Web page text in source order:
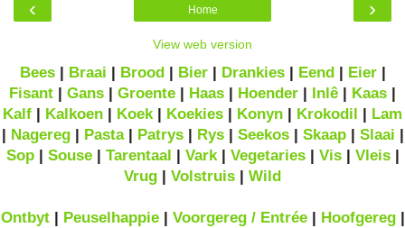
‹ ›
Home
View web version
Bees| Braai | Brood| Bier| Drankies| Eend| Eier|
Fisant | Gans | Groente | Haas | Hoender | Inlê | Kaas |
Kalf | Kalkoen | Koek | Koekies | Konyn | Krokodil | Lam
| Nagereg| Pasta| Patrys| Rys| Seekos| Skaap| Slaai |
Sop| Souse| Tarentaal | Vark| Vegetaries| Vis| Vleis|
Vrug | Volstruis | Wild
Ontbyt| Peuselhappie| Voorgereg / Entrée| Hoofgereg|